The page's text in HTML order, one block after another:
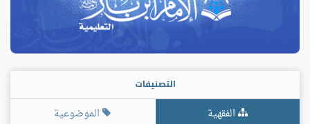
التصنيفات
الفقهية
الموضوعية